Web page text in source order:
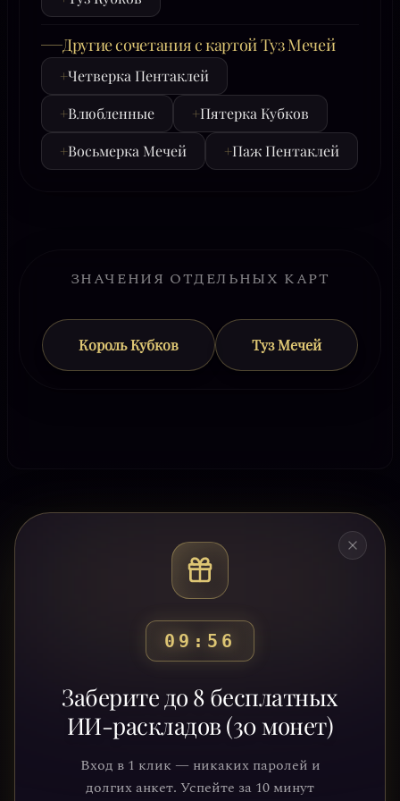
Другие сочетания с картой Туз Мечей
+Четверка Пентаклей
+Влюбленные +Пятерка Кубков
+Восьмерка Мечей +Паж Пентаклей
ЗНАЧЕНИЯ ОТДЕЛЬНЫХ КАРТ
Король Кубков Туз Мечей
09:53
Заберите до 8 бесплатных
ИИ-раскладов (30 монет)
Вход в 1 клик — никаких паролей и
долгих анкет. Успейте за 10 минут
Готовы узнать свой
путь?
Присоединяйтесь к тысячам людей,
которые обрели ясность и понимание